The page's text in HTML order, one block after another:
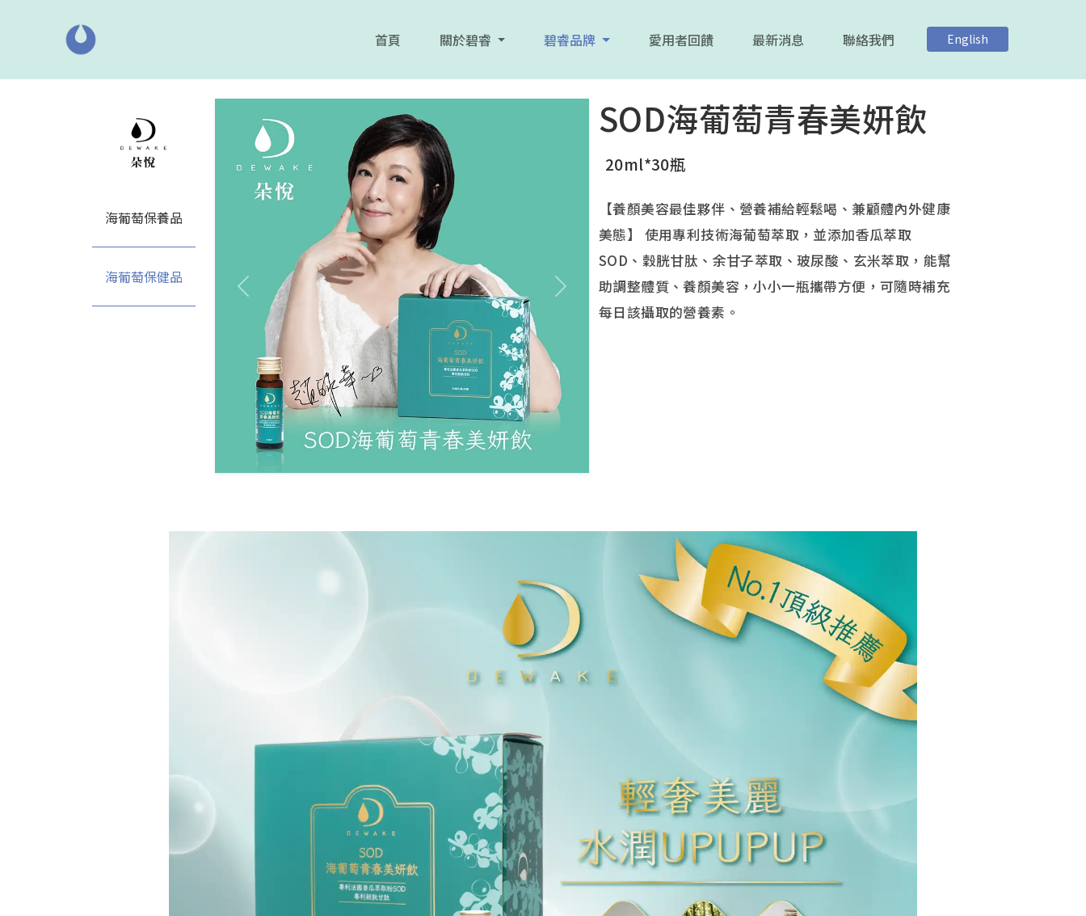
首頁 關於碧睿 碧睿品牌 愛用者回饋 最新消息 聯絡我們 English
海葡萄保養品
海葡萄保健品
上一張
下一張
SOD海葡萄青春美妍飲
20ml*30瓶
【養顏美容最佳夥伴、營養補給輕鬆喝、兼顧體內外健康
美態】 使用專利技術海葡萄萃取，並添加香瓜萃取
SOD、穀胱甘肽、余甘子萃取、玻尿酸、玄米萃取，能幫
助調整體質、養顏美容，小小一瓶攜帶方便，可隨時補充
每日該攝取的營養素。